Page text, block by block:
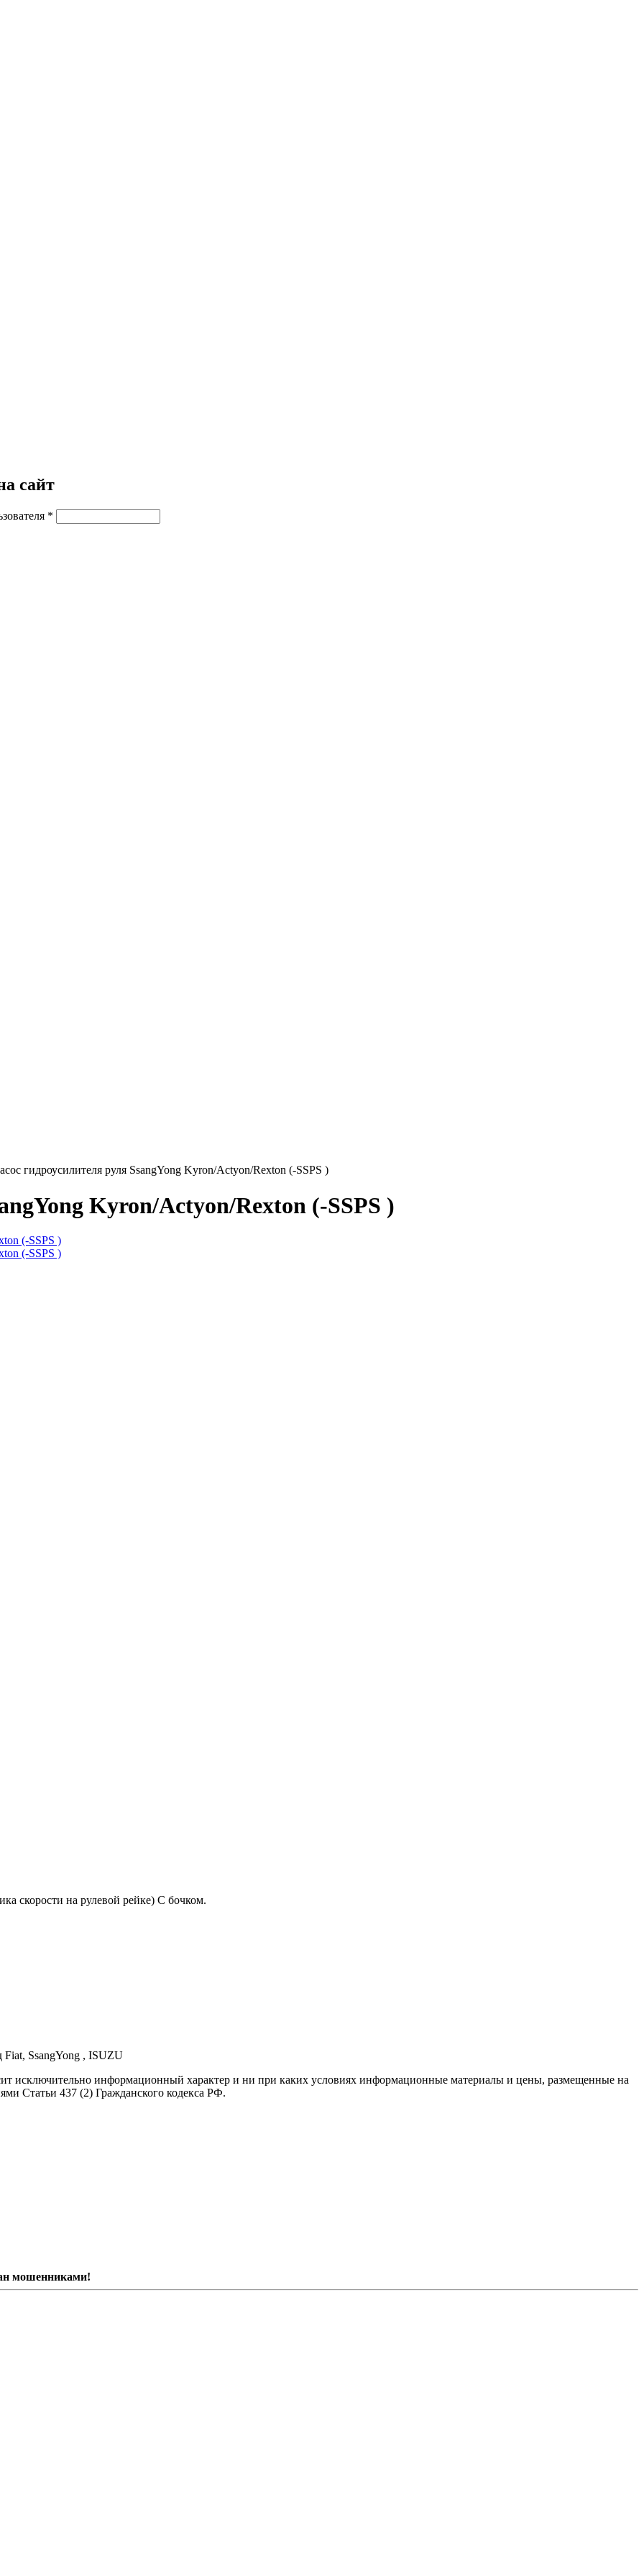
сайт
*
гидроусилителя руля SsangYong Kyron/Actyon/Rexton (-SSPS )
Kyron/Actyon/Rexton (-SSPS )
скорости на рулевой рейке) С бочком.
Fiat, SsangYong , ISUZU
исключительно информационный характер и ни при каких условиях информационные материалы и цены, размещенные на
Статьи 437 (2) Гражданского кодекса РФ.
мошенниками!